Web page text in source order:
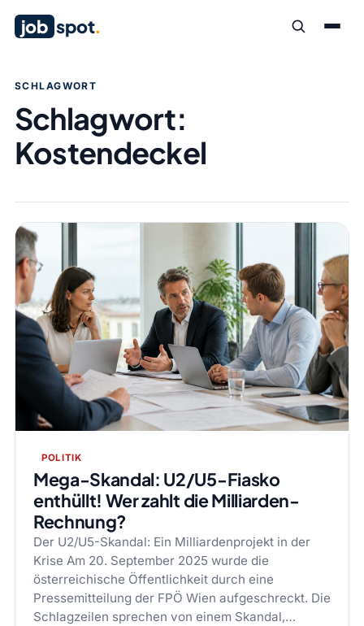
job spot.
SCHLAGWORT
Schlagwort:
Kostendeckel
POLITIK
Mega-Skandal: U2/U5-Fiasko
enthüllt! Wer zahlt die Milliarden-
Rechnung?
Der U2/U5-Skandal: Ein Milliardenprojekt in der
Krise Am 20. September 2025 wurde die
österreichische Öffentlichkeit durch eine
Pressemitteilung der FPÖ Wien aufgeschreckt. Die
Schlagzeilen sprechen von einem Skandal,…